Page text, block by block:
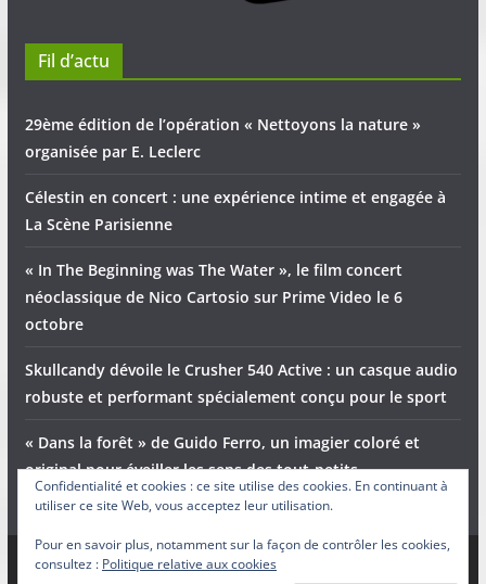
Fil d’actu
29ème édition de l’opération « Nettoyons la nature »
organisée par E. Leclerc
Célestin en concert : une expérience intime et engagée à
La Scène Parisienne
« In The Beginning was The Water », le film concert
néoclassique de Nico Cartosio sur Prime Video le 6
octobre
Skullcandy dévoile le Crusher 540 Active : un casque audio
robuste et performant spécialement conçu pour le sport
« Dans la forêt » de Guido Ferro, un imagier coloré et
original pour éveiller les sens des tout-petits
Confidentialité et cookies : ce site utilise des cookies. En continuant à
utiliser ce site Web, vous acceptez leur utilisation.
Pour en savoir plus, notamment sur la façon de contrôler les cookies,
consultez : Politique relative aux cookies